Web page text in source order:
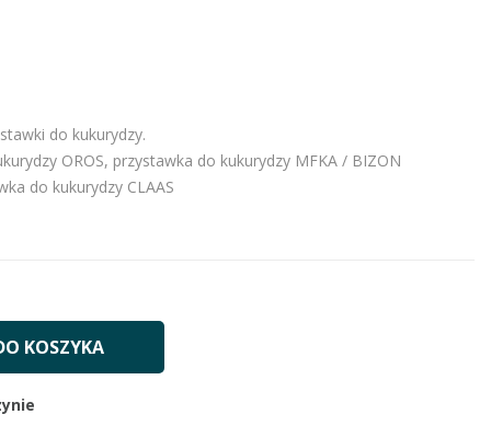
do kukurydzy.
OROS, przystawka do kukurydzy MFKA / BIZON
do kukurydzy CLAAS
KOSZYKA